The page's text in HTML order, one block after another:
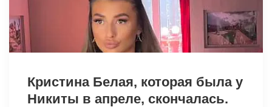
Кристина Белая, которая была у
Никиты в апреле, скончалась.